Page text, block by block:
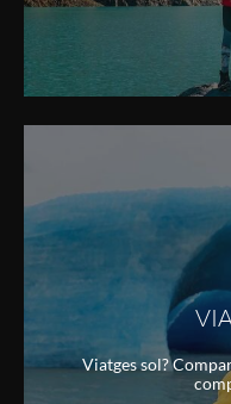
Viatges sol?